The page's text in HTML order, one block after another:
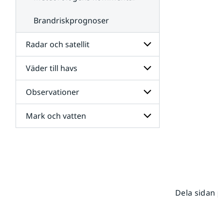
Brandriskprognoser
Radar och satellit
Undersidor
för
Radar
och
satellit
Väder till havs
Undersidor
för
Väder
till
havs
Observationer
Undersidor
för
Mark och vatten
Dela sidan